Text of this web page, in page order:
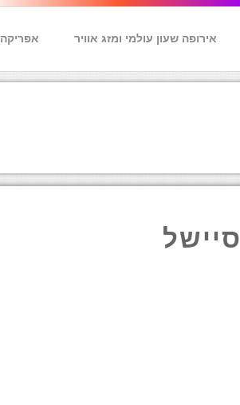
אירופה שעון עולמי ומזג אוויר אפריקה
סיישל